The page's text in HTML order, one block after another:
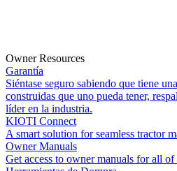
Owner Resources
Garantía
Siéntase seguro sabiendo que tiene
construidas que uno pueda tener,
líder en la industria.
KIOTI Connect
A smart solution for seamless tractor
Owner Manuals
Get access to owner manuals for all